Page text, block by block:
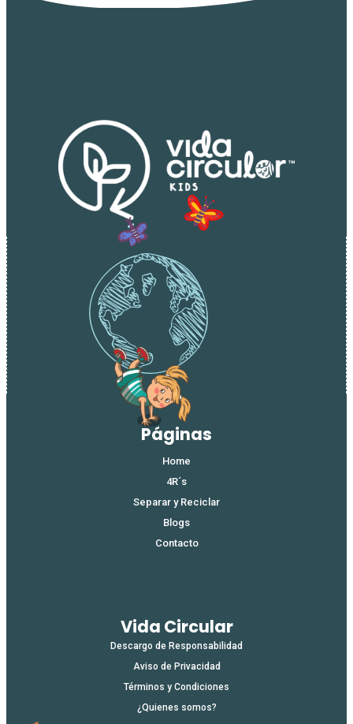
Páginas
Home
4R´s
Separar y Reciclar
Blogs
Contacto
Vida Circular
Descargo de Responsabilidad
Aviso de Privacidad
Términos y Condiciones
¿Quienes somos?